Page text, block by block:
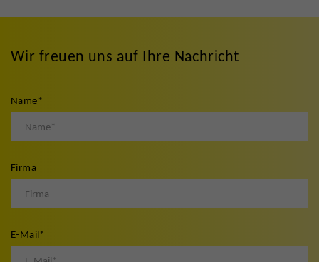
Wir freuen uns auf Ihre Nachricht
Name*
Firma
E-Mail*